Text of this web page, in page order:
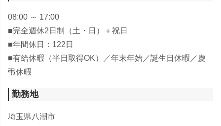
08:00 ～ 17:00
■完全週休2日制（土・日）＋祝日
■年間休日：122日
■有給休暇（半日取得OK）／年末年始／誕生日休暇／慶
弔休暇
勤務地
埼玉県八潮市